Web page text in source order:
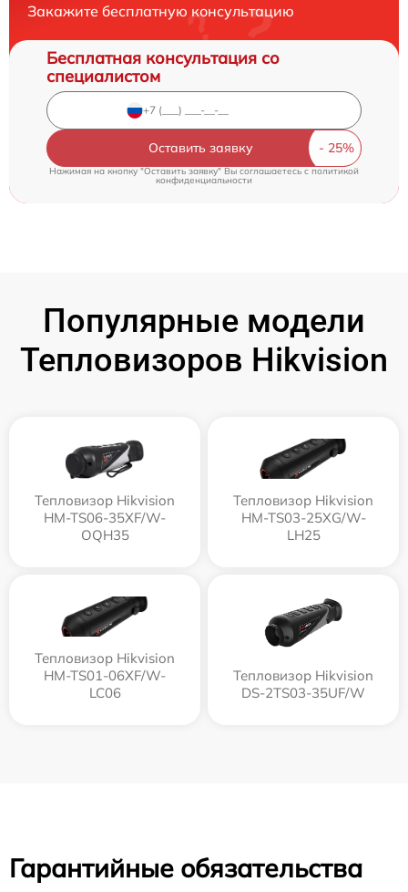
Закажите бесплатную консультацию
Бесплатная консультация со
специалистом
Оставить заявку
Нажимая на кнопку "Оставить заявку" Вы соглашаетесь cполитикой
конфиденциальности
Популярные модели
Тепловизоров Hikvision
Тепловизор Hikvision
HM-TS06-35XF/W-
OQH35
Тепловизор Hikvision
HM-TS03-25XG/W-
LH25
Тепловизор Hikvision
HM-TS01-06XF/W-
LC06
Тепловизор Hikvision
DS-2TS03-35UF/W
Гарантийные обязательства